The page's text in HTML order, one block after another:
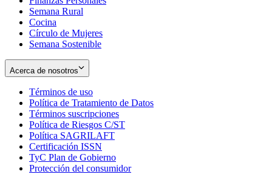
Semana Rural
Cocina
Círculo de Mujeres
Semana Sostenible
Acerca de nosotros
Términos de uso
in
new
window
Política de Tratamiento de Datos
Términos suscripciones
in
Política de Riesgos C/ST
Política SAGRILAFT
new
window
Certificación ISSN
in
new
TyC Plan de Gobierno
in
Protección del consumidorOpens